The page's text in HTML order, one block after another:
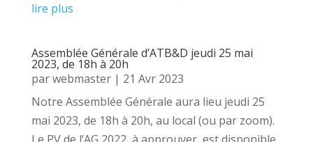
lire plus
Assemblée Générale d’ATB&D jeudi 25 mai
2023, de 18h à 20h
parwebmaster| 21 Avr 2023
Notre Assemblée Générale aura lieu jeudi 25
mai 2023, de 18h à 20h, au local (ou par zoom).